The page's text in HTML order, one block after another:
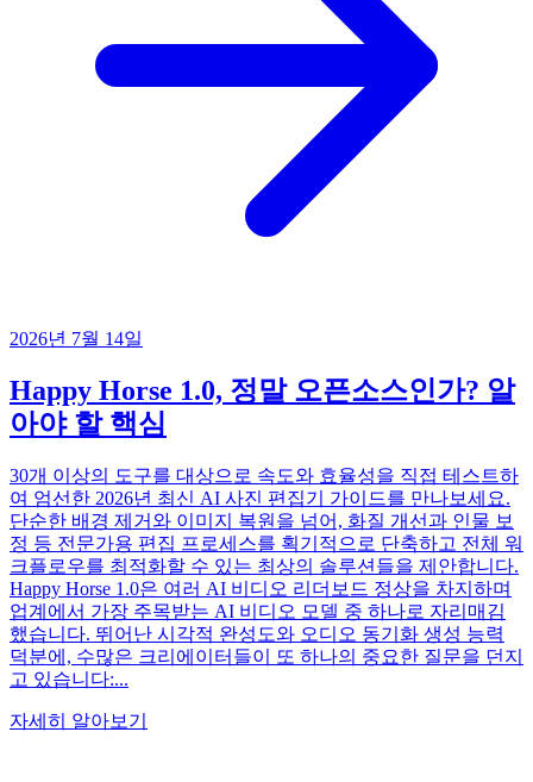
2026년 7월 14일
Happy Horse 1.0, 정말 오픈소스인가? 알
아야 할 핵심
30개 이상의 도구를 대상으로 속도와 효율성을 직접 테스트하
여 엄선한 2026년 최신 AI 사진 편집기 가이드를 만나보세요.
단순한 배경 제거와 이미지 복원을 넘어, 화질 개선과 인물 보
정 등 전문가용 편집 프로세스를 획기적으로 단축하고 전체 워
크플로우를 최적화할 수 있는 최상의 솔루션들을 제안합니다.
Happy Horse 1.0은 여러 AI 비디오 리더보드 정상을 차지하며
업계에서 가장 주목받는 AI 비디오 모델 중 하나로 자리매김
했습니다. 뛰어난 시각적 완성도와 오디오 동기화 생성 능력
덕분에, 수많은 크리에이터들이 또 하나의 중요한 질문을 던지
고 있습니다:...
자세히 알아보기